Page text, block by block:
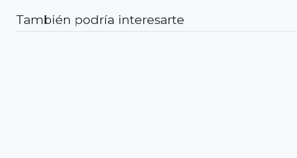
También podría interesarte